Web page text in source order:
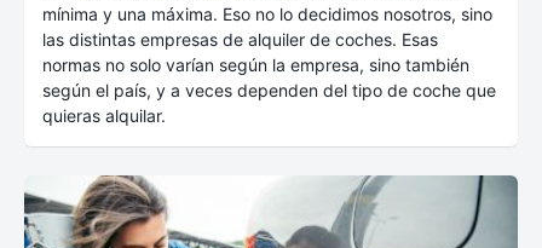
mínima y una máxima. Eso no lo decidimos nosotros, sino
las distintas empresas de alquiler de coches. Esas
normas no solo varían según la empresa, sino también
según el país, y a veces dependen del tipo de coche que
quieras alquilar.